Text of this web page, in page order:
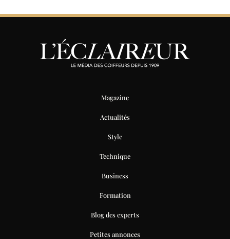
Magazine
Actualités
Style
Technique
Business
Formation
Blog des experts
Petites annonces